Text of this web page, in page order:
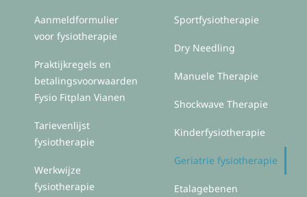
Aanmeldformulier
voor fysiotherapie
Praktijkregels en
betalingsvoorwaarden
Fysio Fitplan Vianen
Tarievenlijst
fysiotherapie
Werkwijze
fysiotherapie
Sportfysiotherapie
Dry Needling
Manuele Therapie
Shockwave Therapie
Kinderfysiotherapie
Geriatrie fysiotherapie
Etalagebenen